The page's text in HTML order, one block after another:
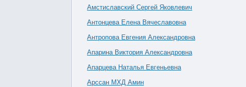
Амстиславский Сергей Яковлевич
Антонцева Елена Вячеславовна
Антропова Евгения Александровна
Апарина Виктория Александровна
Апарцева Наталья Евгеньевна
Арссан МХД Амин